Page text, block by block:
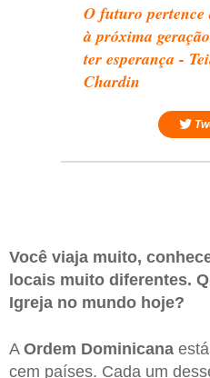
O futuro pertence
à próxima
ter esperança -
Chardin
Você viaja muito,
locais muito diferentes.
Igreja no mundo hoje?
A Ordem Dominicana
cem países. Cada um